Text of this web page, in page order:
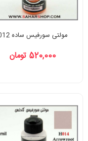
مولتی سورفیس ساده 012
520,000 تومان